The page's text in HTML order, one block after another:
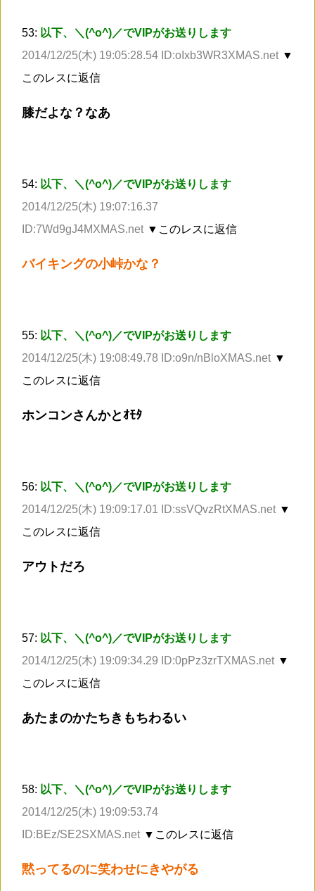
53: 以下、＼(^o^)／でVIPがお送りします
2014/12/25(木) 19:05:28.54 ID:oIxb3WR3XMAS.net ▼
このレスに返信
膝だよな？なあ
54: 以下、＼(^o^)／でVIPがお送りします
2014/12/25(木) 19:07:16.37
ID:7Wd9gJ4MXMAS.net ▼このレスに返信
バイキングの小峠かな？
55: 以下、＼(^o^)／でVIPがお送りします
2014/12/25(木) 19:08:49.78 ID:o9n/nBloXMAS.net ▼
このレスに返信
ホンコンさんかとｵﾓﾀ
56: 以下、＼(^o^)／でVIPがお送りします
2014/12/25(木) 19:09:17.01 ID:ssVQvzRtXMAS.net ▼
このレスに返信
アウトだろ
57: 以下、＼(^o^)／でVIPがお送りします
2014/12/25(木) 19:09:34.29 ID:0pPz3zrTXMAS.net ▼
このレスに返信
あたまのかたちきもちわるい
58: 以下、＼(^o^)／でVIPがお送りします
2014/12/25(木) 19:09:53.74
ID:BEz/SE2SXMAS.net ▼このレスに返信
黙ってるのに笑わせにきやがる